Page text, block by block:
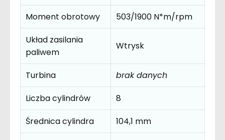
Moment obrotowy
503/1900 N*m/rpm
Układ zasilania
paliwem
Wtrysk
Turbina
brak danych
Liczba cylindrów
8
Średnica cylindra
104,1 mm